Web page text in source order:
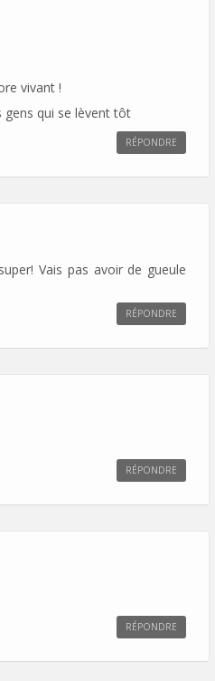
vivant !
gens qui se lèvent tôt
RÉPONDRE
Vais pas avoir de gueule
RÉPONDRE
RÉPONDRE
RÉPONDRE